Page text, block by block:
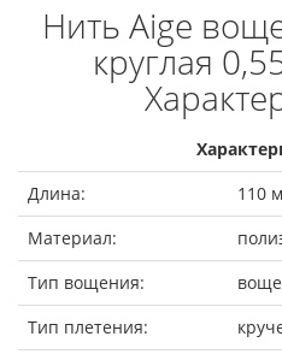
Нить Aige
круглая
Длина:
110 м
Материал:
Тип вощения:
Тип плетения: